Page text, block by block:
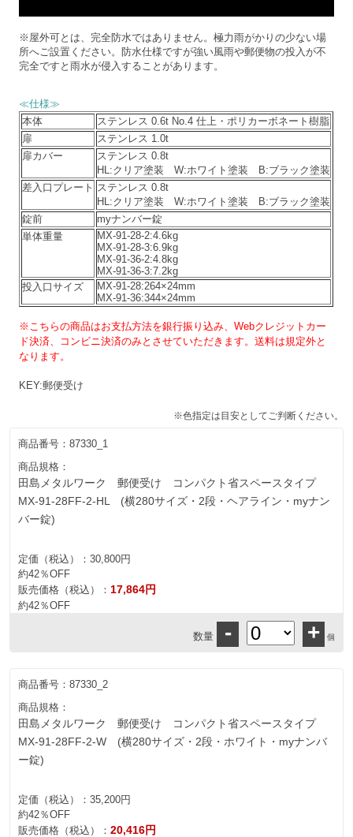
※屋外可とは、完全防水ではありません。極力雨がかりの少ない場
所へご設置ください。防水仕様ですが強い風雨や郵便物の投入が不
完全ですと雨水が侵入することがあります。
≪仕様≫
本体
ステンレス 0.6t No.4 仕上・ポリカーボネート樹脂
扉
ステンレス 1.0t
扉カバー
ステンレス 0.8t
HL:クリア塗装 W:ホワイト塗装 B:ブラック塗装
差入口プレート ステンレス 0.8t
HL:クリア塗装 W:ホワイト塗装 B:ブラック塗装
錠前
myナンバー錠
単体重量
MX-91-28-2:4.6kg
MX-91-28-3:6.9kg
MX-91-36-2:4.8kg
MX-91-36-3:7.2kg
投入口サイズ
MX-91-28:264×24mm
MX-91-36:344×24mm
※こちらの商品はお支払方法を銀行振り込み、Webクレジットカー
ド決済、コンビニ決済のみとさせていただきます。 送料は規定外と
なります。
KEY:郵便受け
※色指定は目安としてご判断ください。
商品番号： 87330_1
商品規格：
田島メタルワーク 郵便受け コンパクト省スペースタイプ
MX-91-28FF-2-HL (横280サイズ・2段・ヘアライン・myナン
バー錠)
定価（税込）： 30,800円
約42％OFF
販売価格（税込）： 17,864円
約42％OFF
数量 - + 個
商品番号： 87330_2
商品規格：
田島メタルワーク 郵便受け コンパクト省スペースタイプ
MX-91-28FF-2-W (横280サイズ・2段・ホワイト・myナンバ
ー錠)
定価（税込）： 35,200円
約42％OFF
販売価格（税込）： 20,416円